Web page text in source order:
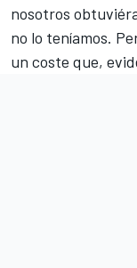
nosotros
no lo teníamos.
un coste que,